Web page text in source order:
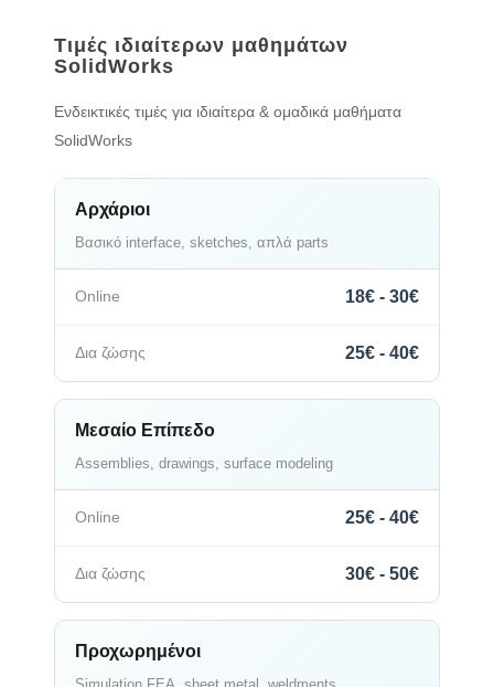
Τιμές ιδιαίτερων μαθημάτων
SolidWorks
Ενδεικτικές τιμές για ιδιαίτερα & ομαδικά μαθήματα
SolidWorks
Αρχάριοι
Βασικό interface, sketches, απλά parts
18€ - 30€
25€ - 40€
Μεσαίο Επίπεδο
Assemblies, drawings, surface modeling
25€ - 40€
30€ - 50€
Προχωρημένοι